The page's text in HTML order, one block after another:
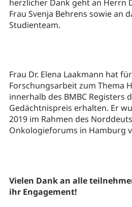
herzlicher Dank geht an Herrn
Frau Svenja Behrens sowie an
Studienteam.
Frau Dr. Elena Laakmann hat
Forschungsarbeit zum Thema
innerhalb des BMBC Registers
Gedächtnispreis erhalten. Er
2019 im Rahmen des
Onkologieforums in Hamburg
Vielen Dank an alle
ihr Engagement!